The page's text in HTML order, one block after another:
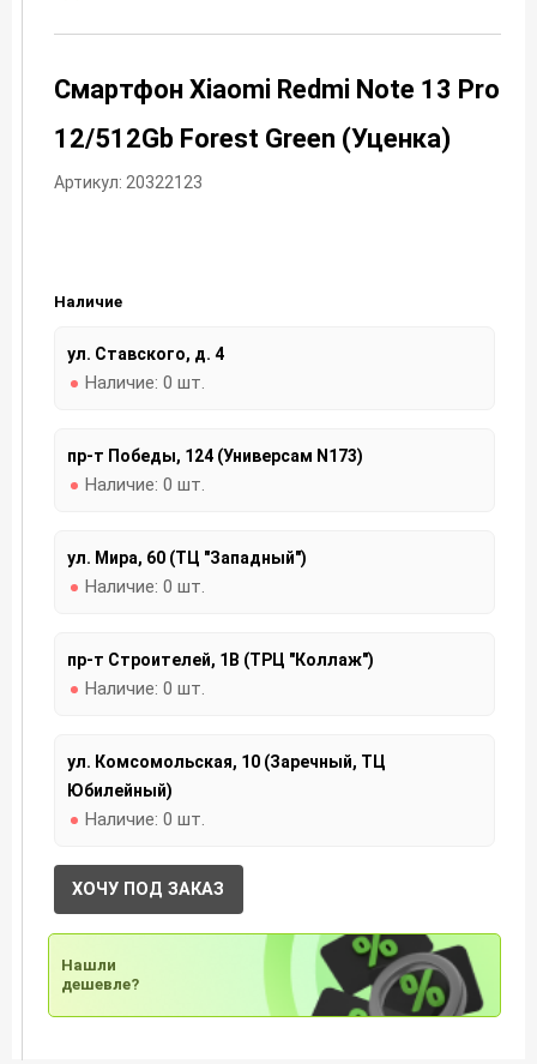
Смартфон Xiaomi Redmi Note 13 Pro
12/512Gb Forest Green (Уценка)
Артикул: 20322123
Наличие
ул. Ставского, д. 4
Наличие: 0 шт.
пр-т Победы, 124 (Универсам N173)
Наличие: 0 шт.
ул. Мира, 60 (ТЦ "Западный")
Наличие: 0 шт.
пр-т Строителей, 1В (ТРЦ "Коллаж")
Наличие: 0 шт.
ул. Комсомольская, 10 (Заречный, ТЦ
Юбилейный)
Наличие: 0 шт.
ХОЧУ ПОД ЗАКАЗ
Нашли
дешевле?